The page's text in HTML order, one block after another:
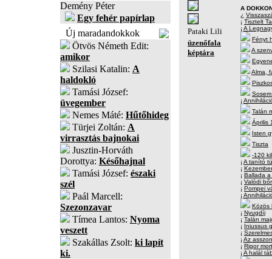
Demény Péter
Egy fehér papírlap
Új maradandokkok
Ötvös Németh Edit:
amikor
Szilasi Katalin: A
haldokló
Tamási József:
üvegember
Nemes Máté: Hűtőhideg
Türjei Zoltán: A
virrasztás bajnokai
Jusztin-Horváth
Dorottya: Későhajnal
Tamási József: északi
szél
Paál Marcell:
Szezonzavar
Tímea Lantos: Nyoma
veszett
Szakállas Zsolt: ki lapít
ki.
Pataki Lili
üzenőfala
képtára
A
¿
¡ Tisztelt
¡A
Fényt
A
Alma,
¡
Talán
Április
Isten
Tiszta
-120
¡A tanító
¡
¡ Ballada a
¡ Valódi
¡ Pompei
¡
Közös
¡ Nyugdíj
¡ Talán
¡ Iniussus
¡
¡Az
¡ Rigor
¡A halál